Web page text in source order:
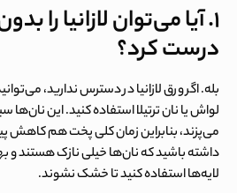
۱.آیا می‌توان لازانیا
درست کرد؟
بله. اگر ورق لازانیا در دسترس ندارید،
لواش یا نان ترتیلا استفاده کنید. این
می‌پزند، بنابراین زمان کلی پخت هم کاهش
داشته باشید که نان‌ها خیلی نازک هستند
لایه‌ها استفاده کنید تا خشک نشوند.